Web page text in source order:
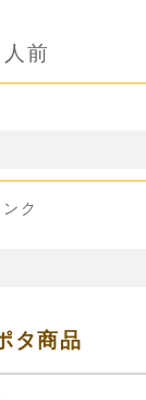
人前
ク
タ商品